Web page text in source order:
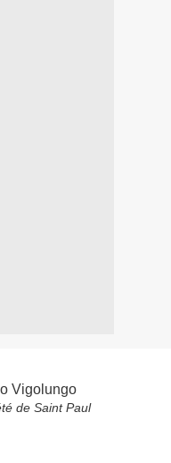
Vigolungo
de Saint Paul